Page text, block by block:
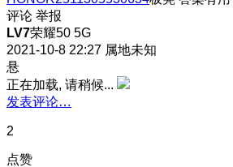
评论 举报
LV7荣耀50 5G
2021-10-8 22:27 属地未知
悬
正在加载, 请稍候...
发表评论…
2
点赞